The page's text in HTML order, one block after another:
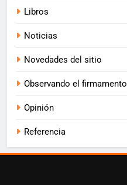
Libros
Noticias
Novedades del sitio
Observando el firmamento
Opinión
Referencia